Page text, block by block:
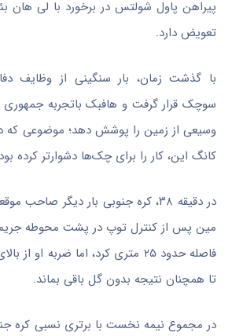
پیراهن پاول شولتس در برخورد با لی هان
تعویض دارد.
با گذشت زمان، بار سنگینی از وظایف
سوچک قرار گرفت و هافبک باتجربه
وسیعی از زمین را پوشش دهد؛ موضوعی که
کانگ این، کار را برای چک‌ها دشوارتر کرده
در دقیقه ۳۸، کره جنوبی بار دیگر
مین پس از کنترل توپ در پشت محوطه
فاصله حدود ۲۵ متری کرد، اما ضربه
تا همچنان نتیجه بدون گل باقی بماند.
در مجموع نیمه نخست با برتری نسبی کره